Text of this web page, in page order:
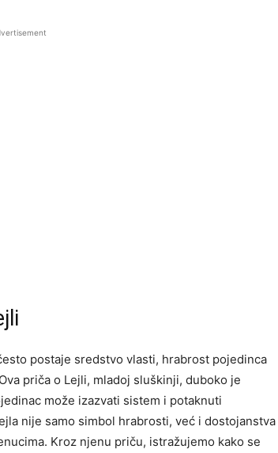
postaje sredstvo vlasti, hrabrost pojedinca
priča o Lejli, mladoj sluškinji, duboko je
može izazvati sistem i potaknuti
nije samo simbol hrabrosti, već i dostojanstva
Kroz njenu priču, istražujemo kako se